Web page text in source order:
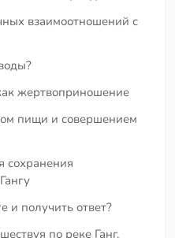
взаимоотношений с
жертвоприношение
пищи и совершением
сохранения
и получить ответ?
по реке Ганг,